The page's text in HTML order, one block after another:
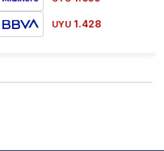
UYU 1.428